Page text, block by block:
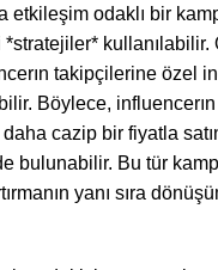
etkileşim odaklı bir
kullanılabilir.
takipçilerine özel
Böylece,
cazip bir fiyatla
bulunabilir. Bu tür
yanı sıra